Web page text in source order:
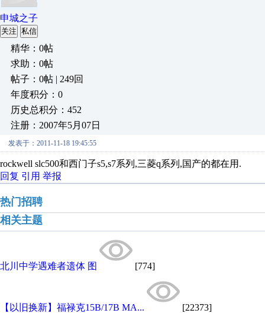
申城之子
关注 私信
精华：0帖
求助：0帖
帖子：0帖 | 249回
年度积分：0
历史总积分：452
注册：2007年5月07日
发表于：2011-11-18 19:45:55
rockwell slc500和西门子s5,s7系列,三菱q系列,国产的都在用.
回复 引用 举报
热门招聘
相关主题
北川中学遇难者遗体 图 [774]
【以旧换新】福禄克15B/17B MA... [22373]